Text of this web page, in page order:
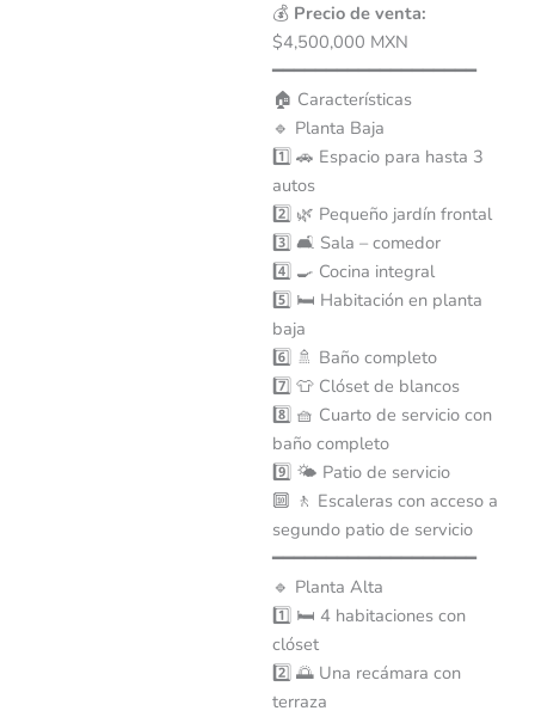
💰 Precio de venta:
$4,500,000 MXN
━━━━━━━━━━━━━━━━━━━
🏠 Características
🔹 Planta Baja
1️⃣ 🚗 Espacio para hasta 3
autos
2️⃣ 🌿 Pequeño jardín frontal
3️⃣ 🛋 Sala – comedor
4️⃣ 🍳 Cocina integral
5️⃣ 🛏 Habitación en planta
baja
6️⃣ 🚿 Baño completo
7️⃣ 👕 Clóset de blancos
8️⃣ 🧺 Cuarto de servicio con
baño completo
9️⃣ 🌤 Patio de servicio
🔟 🚶 Escaleras con acceso a
segundo patio de servicio
━━━━━━━━━━━━━━━━━━━
🔹 Planta Alta
1️⃣ 🛏 4 habitaciones con
clóset
2️⃣ 🌅 Una recámara con
terraza